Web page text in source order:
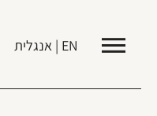
EN | אנגלית